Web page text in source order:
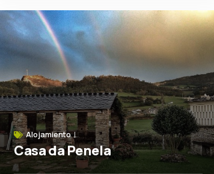
Alojamiento
Casa da Penela
Mondoñedo